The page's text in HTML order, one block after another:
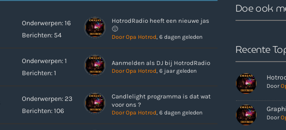
00:00 - 18:00
Onderwerpen: 16
Berichten: 54
HotrodRadio heeft een nieuwe jas
🙂
Door Opa Hotrod, 6 dagen geleden
Onderwerpen: 1
Berichten: 1
Aanmelden als DJ bij HotrodRadio
Door Opa Hotrod , 6 jaar geleden
Onderwerpen: 23
Berichten: 106
Candlelight programma is dat wat
voor ons ?
Door Opa Hotrod, 6 dagen geleden
Doe ook
Recente
Door
Door